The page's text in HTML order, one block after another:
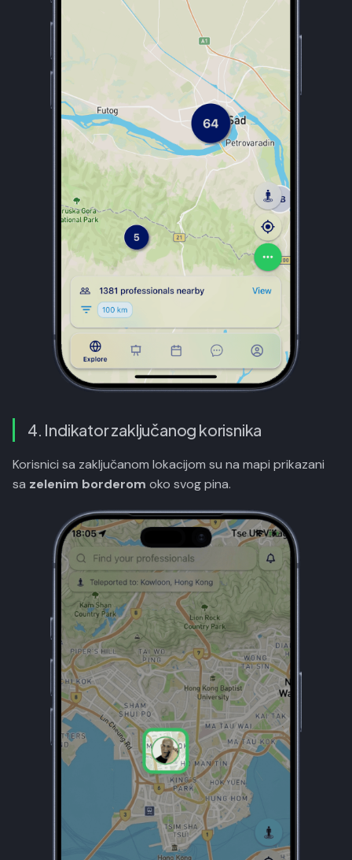
4. Indikator zaključanog korisnika
Korisnici sa zaključanom lokacijom su na mapi prikazani
sa zelenim borderom oko svog pina.